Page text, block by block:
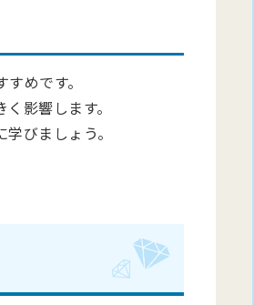
めです。
影響します。
びましょう。